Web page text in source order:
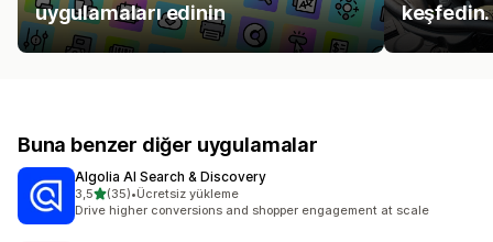
uygulamaları edinin
keşfedin.
Buna benzer diğer uygulamalar
Algolia AI Search & Discovery
3,55 yıldız üzerinden
(35)
toplam 35 değerlendirme
•Ücretsiz yükleme
Drive higher conversions and shopper engagement at scale